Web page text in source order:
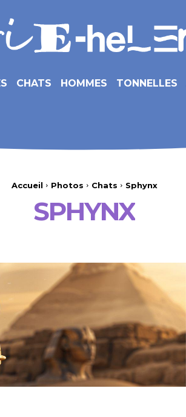
CHATS HOMMES TONNELLES
Accueil Photos Chats Sphynx
SPHYNX